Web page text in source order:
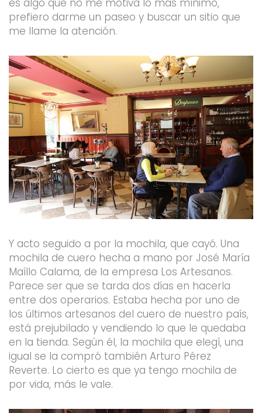
es algo que no me motiva lo más mínimo,
prefiero darme un paseo y buscar un sitio que
me llame la atención.
Y acto seguido a por la mochila, que cayó. Una
mochila de cuero hecha a mano por José María
Maíllo Calama, de la empresa Los Artesanos.
Parece ser que se tarda dos días en hacerla
entre dos operarios. Estaba hecha por uno de
los últimos artesanos del cuero de nuestro país,
está prejubilado y vendiendo lo que le quedaba
en la tienda. Según él, la mochila que elegí, una
igual se la compró también Arturo Pérez
Reverte. Lo cierto es que ya tengo mochila de
por vida, más le vale.